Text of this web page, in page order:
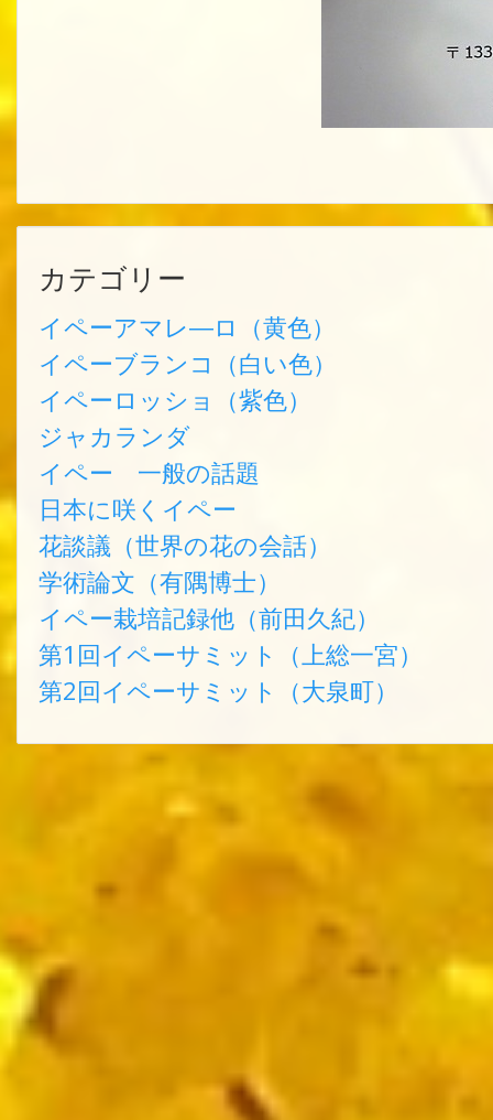
カテゴリー
イペーアマレ―ロ（黄色）
イペーブランコ（白い色）
イペーロッショ（紫色）
ジャカランダ
イペー 一般の話題
日本に咲くイペー
花談議（世界の花の会話）
学術論文（有隅博士）
イペー栽培記録他（前田久紀）
第1回イペーサミット（上総一宮）
第2回イペーサミット（大泉町）